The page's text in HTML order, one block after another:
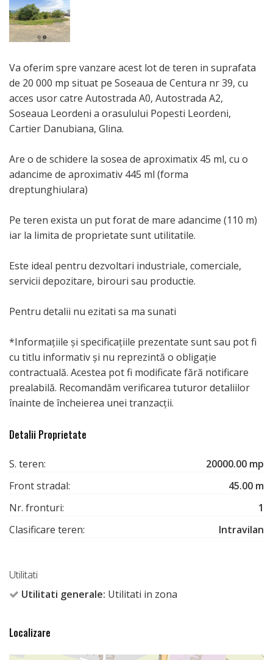
Va oferim spre vanzare acest lot de teren in suprafata
de 20 000 mp situat pe Soseaua de Centura nr 39, cu
acces usor catre Autostrada A0, Autostrada A2,
Soseaua Leordeni a orasulului Popesti Leordeni,
Cartier Danubiana, Glina.
Are o de schidere la sosea de aproximatix 45 ml, cu o
adancime de aproximativ 445 ml (forma
dreptunghiulara)
Pe teren exista un put forat de mare adancime (110 m)
iar la limita de proprietate sunt utilitatile.
Este ideal pentru dezvoltari industriale, comerciale,
servicii depozitare, birouri sau productie.
Pentru detalii nu ezitati sa ma sunati
*Informațiile și specificațiile prezentate sunt sau pot fi
cu titlu informativ și nu reprezintă o obligație
contractuală. Acestea pot fi modificate fără notificare
prealabilă. Recomandăm verificarea tuturor detaliilor
înainte de încheierea unei tranzacții.
Detalii Proprietate
S. teren:
20000.00 mp
Front stradal:
45.00 m
Nr. fronturi:
1
Clasificare teren:
Intravilan
Utilitati
Utilitati generale: Utilitati in zona
Localizare